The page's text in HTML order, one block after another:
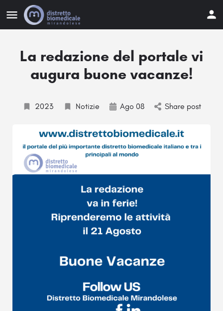
La redazione del portale vi
augura buone vacanze!
2023 Notizie Ago 08 Share post